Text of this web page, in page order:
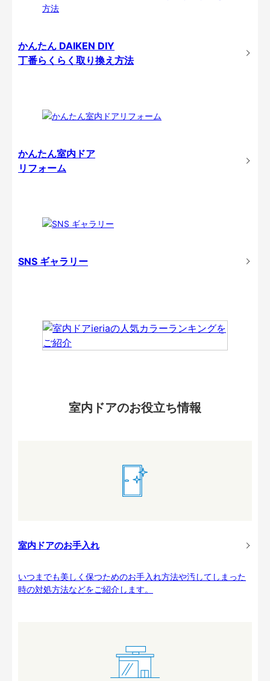
かんたん DAIKEN DIY
丁番らくらく取り換え方法
かんたん室内ドア
リフォーム
SNS ギャラリー
室内ドアのお役立ち情報
室内ドアのお手入れ
いつまでも美しく保つためのお手入れ方法や汚してしまった
時の対処方法などをご紹介します。